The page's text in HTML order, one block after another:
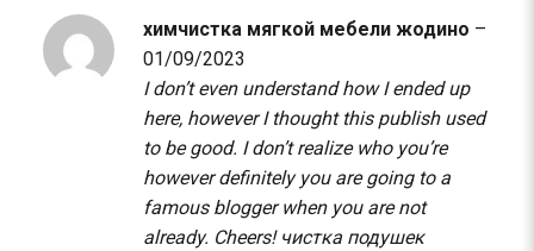
химчистка мягкой мебели жодино –
01/09/2023
I don’t even understand how I ended up
here, however I thought this publish used
to be good. I don’t realize who you’re
however definitely you are going to a
famous blogger when you are not
already. Cheers! чистка подушек